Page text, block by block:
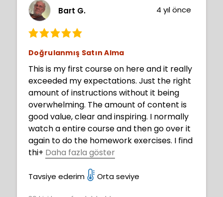
Bart G. 4 yıl önce
Doğrulanmış Satın Alma
This is my first course on here and it really
exceeded my expectations. Just the right
amount of instructions without it being
overwhelming. The amount of content is
good value, clear and inspiring. I normally
watch a entire course and then go over it
again to do the homework exercises. I find
thi+ Daha fazla göster
This course will be very beneficial getting
Tavsiye ederim Orta seviye